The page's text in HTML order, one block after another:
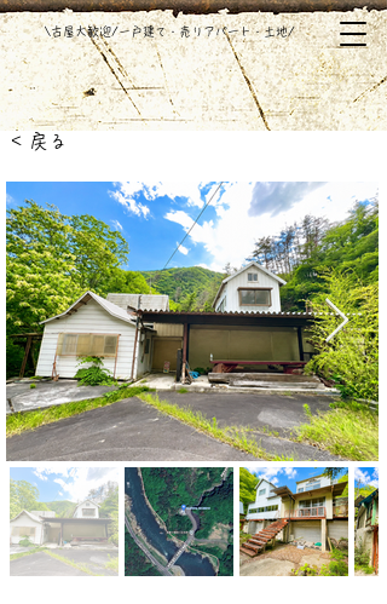
​\古屋大歓迎/一戸建て・売りアパート・土地/
< 戻る